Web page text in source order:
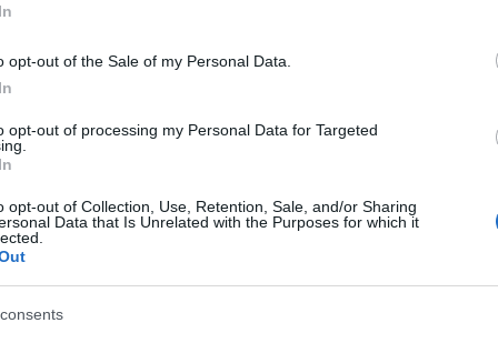
opt-out of the Sale of my Personal Data.
opt-out of processing my Personal Data for Targeted
opt-out of Collection, Use, Retention, Sale, and/or Sharing
Data that Is Unrelated with the Purposes for which it